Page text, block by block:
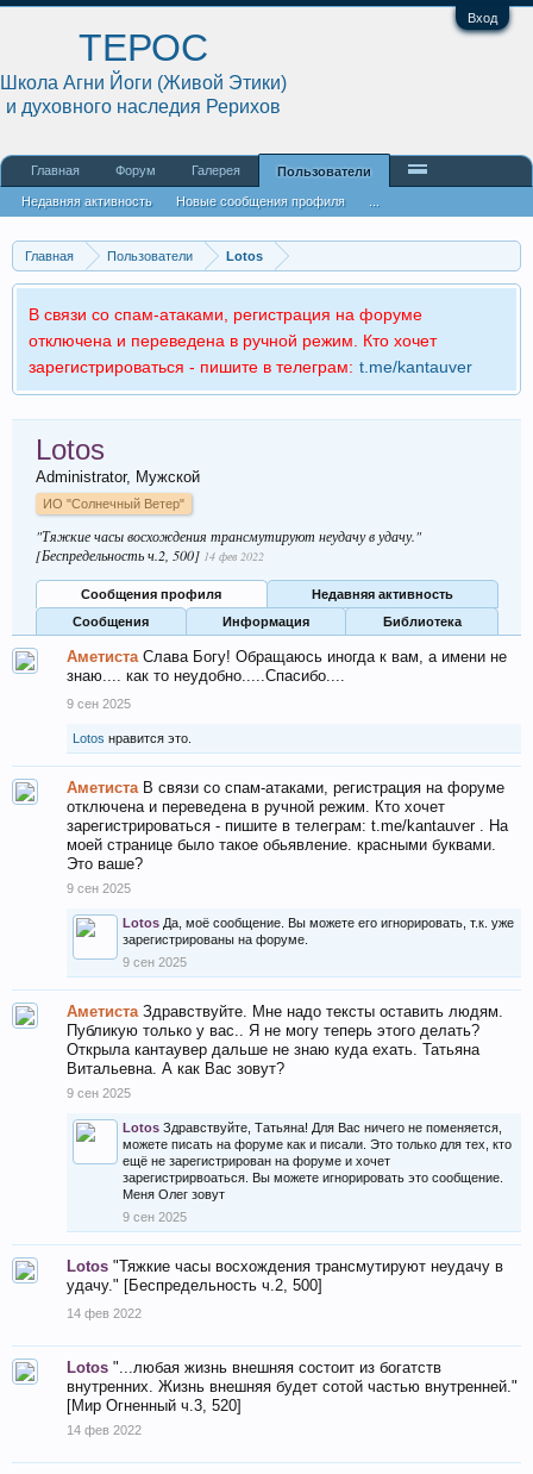
Вход
Главная Пользователи Lotos
В связи со спам-атаками, регистрация на форуме
отключена и переведена в ручной режим. Кто хочет
зарегистрироваться - пишите в телеграм: t.me/kantauver
Lotos
Administrator, Мужской
ИО "Солнечный Ветер"
"Тяжкие часы восхождения трансмутируют неудачу в удачу."
[Беспредельность ч.2, 500] 14 фев 2022
Сообщения профиля
Недавняя активность
Сообщения
Информация Библиотека
Аметиста Слава Богу! Обращаюсь иногда к вам, а имени не
знаю.... как то неудобно.....Спасибо....
9 сен 2025
Lotos нравится это.
Аметиста В связи со спам-атаками, регистрация на форуме
отключена и переведена в ручной режим. Кто хочет
зарегистрироваться - пишите в телеграм: t.me/kantauver . На
моей странице было такое обьявление. красными буквами.
Это ваше?
9 сен 2025
Lotos Да, моё сообщение. Вы можете его игнорировать, т.к. уже
зарегистрированы на форуме.
9 сен 2025
Аметиста Здравствуйте. Мне надо тексты оставить людям.
Публикую только у вас.. Я не могу теперь этого делать?
Открыла кантаувер дальше не знаю куда ехать. Татьяна
Витальевна. А как Вас зовут?
9 сен 2025
Lotos Здравствуйте, Татьяна! Для Вас ничего не поменяется,
можете писать на форуме как и писали. Это только для тех, кто
ещё не зарегистрирован на форуме и хочет
зарегистрирвоаться. Вы можете игнорировать это сообщение.
Меня Олег зовут
9 сен 2025
Lotos "Тяжкие часы восхождения трансмутируют неудачу в
удачу." [Беспредельность ч.2, 500]
14 фев 2022
Lotos "...любая жизнь внешняя состоит из богатств
внутренних. Жизнь внешняя будет сотой частью внутренней."
[Мир Огненный ч.3, 520]
14 фев 2022
ТЕРОС
Школа Агни Йоги (Живой Этики)
и духовного наследия Рерихов
Главная Форум Галерея Пользователи
Недавняя активность Новые сообщения профиля